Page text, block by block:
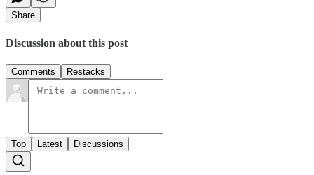
Share
Discussion about this post
Comments Restacks
Top Latest Discussions